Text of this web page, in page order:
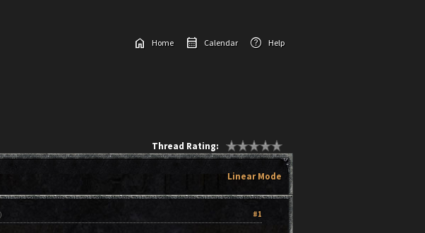
home Home calendar_month Calendar help Help
Thread Rating:
Linear Mode
#1
.)